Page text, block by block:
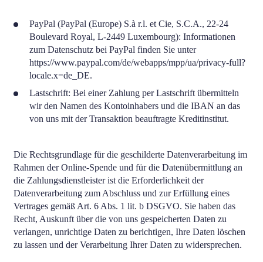
PayPal (PayPal (Europe) S.à r.l. et Cie, S.C.A., 22-24
Boulevard Royal, L-2449 Luxembourg): Informationen
zum Datenschutz bei PayPal finden Sie unter
https://www.paypal.com/de/webapps/mpp/ua/privacy-full?
locale.x=de_DE.
Lastschrift: Bei einer Zahlung per Lastschrift übermitteln
wir den Namen des Kontoinhabers und die IBAN an das
von uns mit der Transaktion beauftragte Kreditinstitut.
Die Rechtsgrundlage für die geschilderte Datenverarbeitung im
Rahmen der Online-Spende und für die Datenübermittlung an
die Zahlungsdienstleister ist die Erforderlichkeit der
Datenverarbeitung zum Abschluss und zur Erfüllung eines
Vertrages gemäß Art. 6 Abs. 1 lit. b DSGVO. Sie haben das
Recht, Auskunft über die von uns gespeicherten Daten zu
verlangen, unrichtige Daten zu berichtigen, Ihre Daten löschen
zu lassen und der Verarbeitung Ihrer Daten zu widersprechen.